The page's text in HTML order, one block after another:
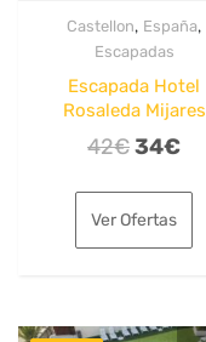
Castellon, España,
Escapadas
Escapada Hotel
Rosaleda Mijares
42€El
original
era:
34€El
es:
Ver Ofertas